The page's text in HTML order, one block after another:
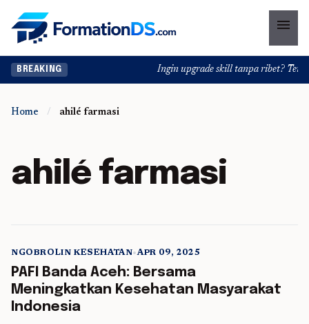
menu
BREAKING Ingin upgrade skill tanpa ribet?
Home / ahilé farmasi
ahilé farmasi
NGOBROLIN KESEHATAN•APR 09, 2025
PAFI Banda Aceh: Bersama
Meningkatkan Kesehatan Masyarakat
Indonesia